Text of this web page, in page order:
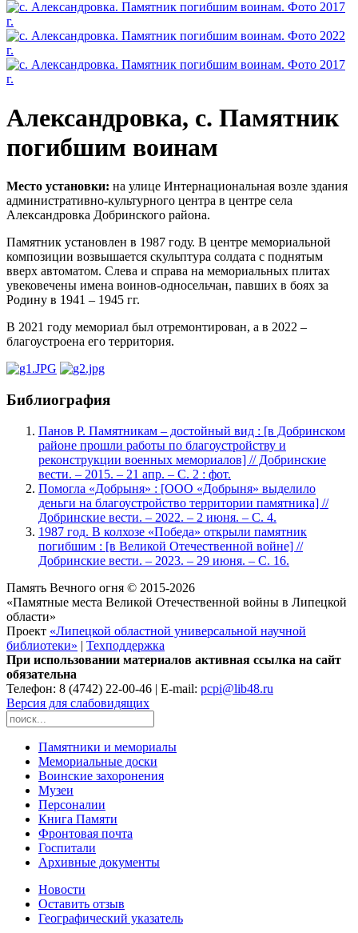
Александровка, с. Памятник
погибшим воинам
Место установки: на улице Интернациональная возле здания
административно-культурного центра в центре села
Александровка Добринского района.
Памятник установлен в 1987 году. В центре мемориальной
композиции возвышается скульптура солдата с поднятым
вверх автоматом. Слева и справа на мемориальных плитах
увековечены имена воинов-односельчан, павших в боях за
Родину в 1941 – 1945 гг.
В 2021 году мемориал был отремонтирован, а в 2022 –
благоустроена его территория.
Библиография
Панов Р. Памятникам – достойный вид : [в Добринском
районе прошли работы по благоустройству и
реконструкции военных мемориалов] // Добринские
вести. – 2015. – 21 апр. – С. 2 : фот.
Помогла «Добрыня» : [ООО «Добрыня» выделило
деньги на благоустройство территории памятника] //
Добринские вести. – 2022. – 2 июня. – С. 4.
1987 год. В колхозе «Победа» открыли памятник
погибшим : [в Великой Отечественной войне] //
Добринские вести. – 2023. – 29 июня. – С. 16.
Память Вечного огня © 2015-2026
«Памятные места Великой Отечественной войны в Липецкой
области»
Проект «Липецкой областной универсальной научной
библиотеки» | Техподдержка
При использовании материалов активная ссылка на сайт
обязательна
Телефон: 8 (4742) 22-00-46 | E-mail: pcpi@lib48.ru
Версия для слабовидящих
Памятники и мемориалы
Мемориальные доски
Воинские захоронения
Музеи
Персоналии
Книга Памяти
Фронтовая почта
Госпитали
Архивные документы
Новости
Оставить отзыв
Географический указатель